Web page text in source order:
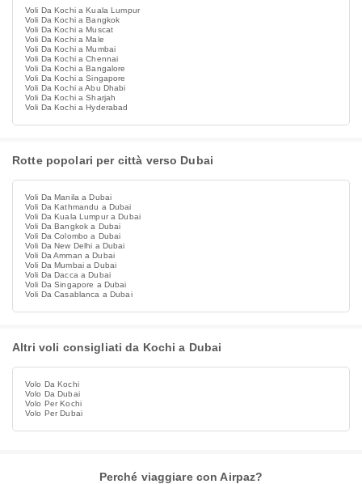
Voli Da Kochi a Kuala Lumpur
Voli Da Kochi a Bangkok
Voli Da Kochi a Muscat
Voli Da Kochi a Male
Voli Da Kochi a Mumbai
Voli Da Kochi a Chennai
Voli Da Kochi a Bangalore
Voli Da Kochi a Singapore
Voli Da Kochi a Abu Dhabi
Voli Da Kochi a Sharjah
Voli Da Kochi a Hyderabad
Rotte popolari per città verso Dubai
Voli Da Manila a Dubai
Voli Da Kathmandu a Dubai
Voli Da Kuala Lumpur a Dubai
Voli Da Bangkok a Dubai
Voli Da Colombo a Dubai
Voli Da New Delhi a Dubai
Voli Da Amman a Dubai
Voli Da Mumbai a Dubai
Voli Da Dacca a Dubai
Voli Da Singapore a Dubai
Voli Da Casablanca a Dubai
Altri voli consigliati da Kochi a Dubai
Volo Da Kochi
Volo Da Dubai
Volo Per Kochi
Volo Per Dubai
Perché viaggiare con Airpaz?